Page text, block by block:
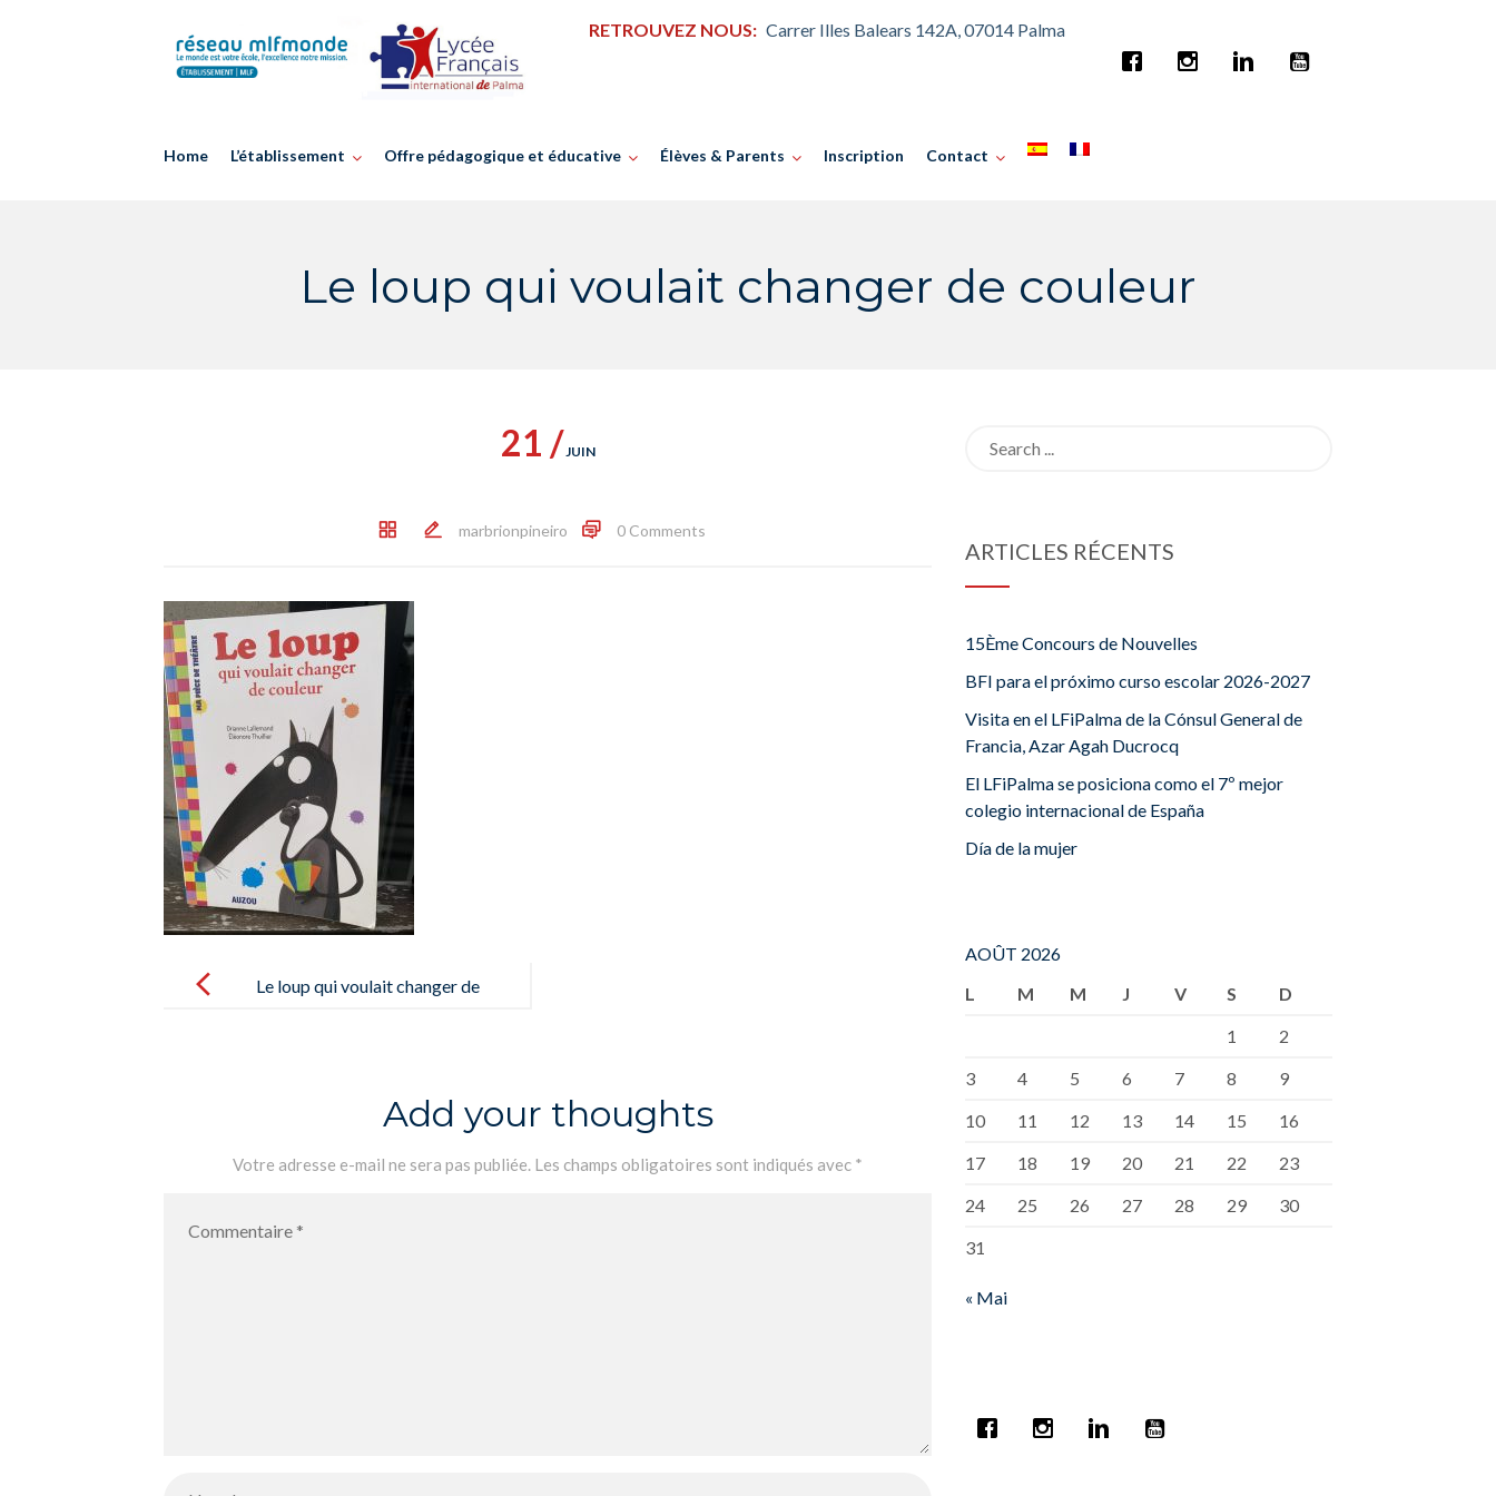
RETROUVEZ NOUS: Carrer Illes Balears 142A, 07014 Palma
Home L’établissement Offre pédagogique et éducative Élèves & Parents Inscription Contact
Le loup qui voulait changer de couleur
21 /JUIN
marbrionpineiro 0 Comments
navigation
Le loup qui voulait changer de
Add your thoughts
Votre adresse e-mail ne sera pas publiée. Les champs obligatoires sont indiqués avec *
ARTICLES RÉCENTS
15Ème Concours de Nouvelles
BFI para el próximo curso escolar 2026-2027
Visita en el LFiPalma de la Cónsul General de
Francia, Azar Agah Ducrocq
El LFiPalma se posiciona como el 7º mejor
colegio internacional de España
Día de la mujer
AOÛT 2026
L
M M J V S
D
1
2
3
4 5 6 7 8
9
10
11 12 13 14 15
16
17
18 19 20 21 22
23
24
25 26 27 28 29
30
31
« Mai